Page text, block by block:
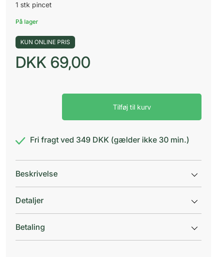
1 stk pincet
På lager
KUN ONLINE PRIS
DKK 69,00
Tilføj til kurv
Fri fragt ved 349 DKK (gælder ikke 30 min.)
Beskrivelse
Detaljer
Betaling